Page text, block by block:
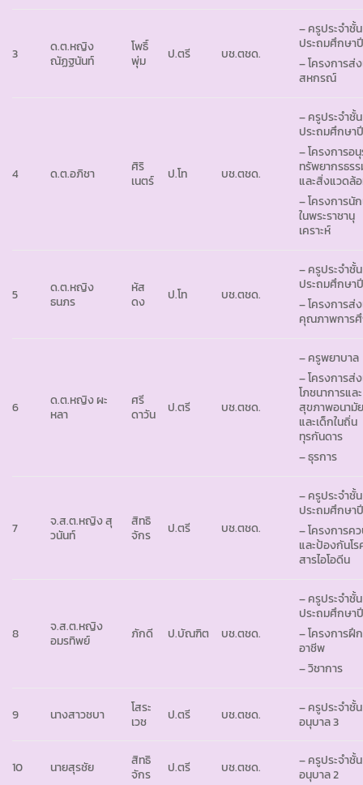
3
ด.ต.หญิง
ณัฏฐนันท์
โพธิ์
พุ่ม
ป.ตรี บช.ตชด.
– ครูประจำชั้น
ประถมศึกษา
– โครงการส่
สหกรณ์
4 ด.ต.อภิชา
ศิริ
เนตร์
ป.โท บช.ตชด.
– ครูประจำชั้น
ประถมศึกษา
– โครงการอ
ทรัพยากรธร
และสิ่งแวดล้
– โครงการนั
ในพระราชานุ
เคราะห์
5
ด.ต.หญิง
ธนภร
หัส
ดง
ป.โท บช.ตชด.
– ครูประจำชั้น
ประถมศึกษา
– โครงการส่
คุณภาพการ
6
ด.ต.หญิง ผะ
หลา
ศรี
ดาวัน
ป.ตรี บช.ตชด.
– ครูพยาบาล
– โครงการส่
โภชนาการและ
สุขภาพอนามั
และเด็กในถิ่น
ทุรกันดาร
– ธุรการ
7
จ.ส.ต.หญิง สุ
วนันท์
สิทธิ
จักร
ป.ตรี บช.ตชด.
– ครูประจำชั้น
ประถมศึกษา
– โครงการค
และป้องกันโ
สารไอโอดีน
8
จ.ส.ต.หญิง
อมรทิพย์
ภักดี ป.บัณฑิต บช.ตชด.
– ครูประจำชั้น
ประถมศึกษา
– โครงการฝึก
อาชีพ
– วิชาการ
9 นางสาวชบา
โสระ
เวช
ป.ตรี บช.ตชด.
– ครูประจำชั้น
อนุบาล 3
10 นายสุรชัย
สิทธิ
จักร
ป.ตรี บช.ตชด.
– ครูประจำชั้น
อนุบาล 2